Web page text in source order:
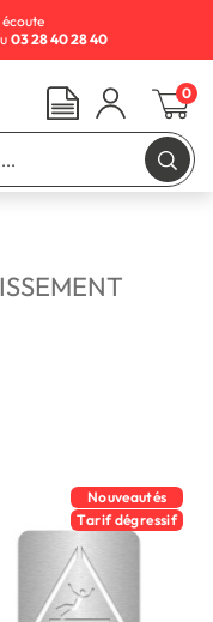
Nouveautés
Tarif dégressif
03 28 40 28 40
0